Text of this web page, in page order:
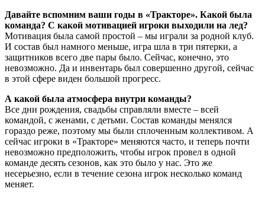
Давайте вспомним ваши годы в «Тракторе». Какой была
команда? С какой мотивацией игроки выходили на лед?
Мотивация была самой простой – мы играли за родной клуб.
И состав был намного меньше, игра шла в три пятерки, а
защитников всего две пары было. Сейчас, конечно, это
невозможно. Да и инвентарь был совершенно другой, сейчас
в этой сфере виден большой прогресс.
А какой была атмосфера внутри команды?
Все дни рождения, свадьбы справляли вместе – всей
командой, с женами, с детьми. Состав команды менялся
гораздо реже, поэтому мы были сплоченным коллективом. А
сейчас игроки в «Тракторе» меняются часто, и теперь почти
невозможно предположить, чтобы игрок провел в одной
команде десять сезонов, как это было у нас. Это же
несерьезно, если в течение сезона игрок несколько команд
меняет.